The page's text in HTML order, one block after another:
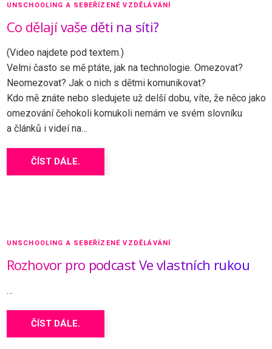
UNSCHOOLING A SEBEŘÍZENÉ VZDĚLÁVÁNÍ
Co dělají vaše děti na síti?
(Video najdete pod textem.)
Velmi často se mě ptáte, jak na technologie. Omezovat?
Neomezovat? Jak o nich s dětmi komunikovat?
Kdo mě znáte nebo sledujete už delší dobu, víte, že něco jako
omezování čehokoli komukoli nemám ve svém slovníku
a článků i videí na…
ČÍST DÁLE.
UNSCHOOLING A SEBEŘÍZENÉ VZDĚLÁVÁNÍ
Rozhovor pro podcast Ve vlastních rukou
…
ČÍST DÁLE.